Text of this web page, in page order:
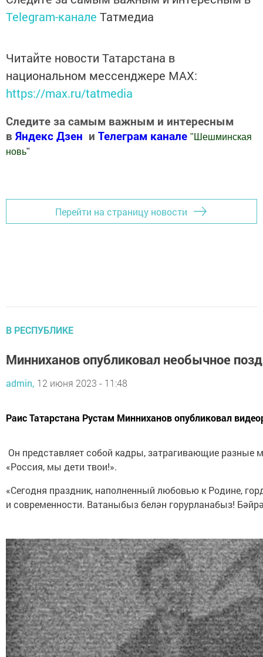
Telegram-канале Татмедиа
Читайте новости Татарстана в
национальном мессенджере MАХ:
https://max.ru/tatmedia
Следите за самым важным и интересным
в Яндекс Дзен и Телеграм канале " Шешминская
новь"
Перейти на страницу новости
В РЕСПУБЛИКЕ
Минниханов опубликовал необычное
admin, 12 июня 2023 - 11:48
Раис Татарстана Рустам Минниханов опубликовал
Он представляет собой кадры, затрагивающие
«Россия, мы дети твои!».
«Сегодня праздник, наполненный любовью к Родине,
и современности. Ватаныбыз белән горурланабыз!